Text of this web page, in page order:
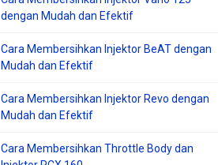
dengan Mudah dan Efektif
Cara Membersihkan Injektor BeAT dengan
Mudah dan Efektif
Cara Membersihkan Injektor Revo dengan
Mudah dan Efektif
Cara Membersihkan Throttle Body dan